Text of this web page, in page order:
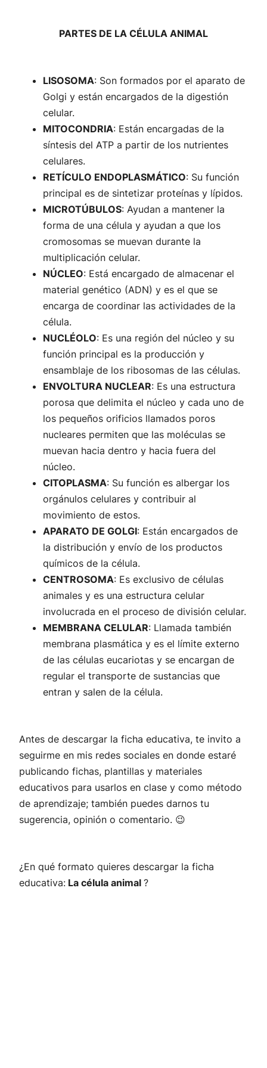
PARTES DE LA CÉLULA ANIMAL
LISOSOMA: Son formados por el aparato de
Golgi y están encargados de la digestión
celular.
MITOCONDRIA: Están encargadas de la
síntesis del ATP a partir de los nutrientes
celulares.
RETÍCULO ENDOPLASMÁTICO: Su función
principal es de sintetizar proteínas y lípidos.
MICROTÚBULOS: Ayudan a mantener la
forma de una célula y ayudan a que los
cromosomas se muevan durante la
multiplicación celular.
NÚCLEO: Está encargado de almacenar el
material genético (ADN) y es el que se
encarga de coordinar las actividades de la
célula.
NUCLÉOLO: Es una región del núcleo y su
función principal es la producción y
ensamblaje de los ribosomas de las células.
ENVOLTURA NUCLEAR: Es una estructura
porosa que delimita el núcleo y cada uno de
los pequeños orificios llamados poros
nucleares permiten que las moléculas se
muevan hacia dentro y hacia fuera del
núcleo.
CITOPLASMA: Su función es albergar los
orgánulos celulares y contribuir al
movimiento de estos.
APARATO DE GOLGI: Están encargados de
la distribución y envío de los productos
químicos de la célula.
CENTROSOMA: Es exclusivo de células
animales y es una estructura celular
involucrada en el proceso de división celular.
MEMBRANA CELULAR: Llamada también
membrana plasmática y es el límite externo
de las células eucariotas y se encargan de
regular el transporte de sustancias que
entran y salen de la célula.
Antes de descargar la ficha educativa, te invito a
seguirme en mis redes sociales en donde estaré
publicando fichas, plantillas y materiales
educativos para usarlos en clase y como método
de aprendizaje; también puedes darnos tu
sugerencia, opinión o comentario. 😉
¿En qué formato quieres descargar la ficha
educativa: La célula animal ?